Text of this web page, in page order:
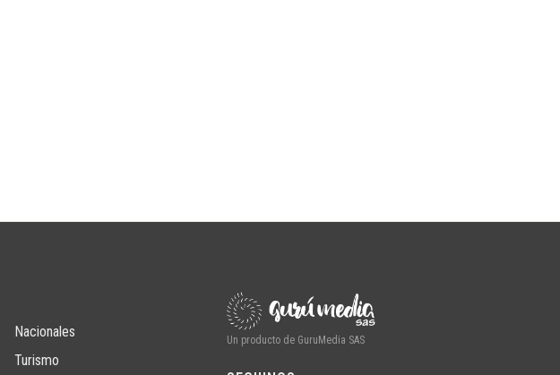
Nacionales
Turismo
Un producto de GuruMedia SAS